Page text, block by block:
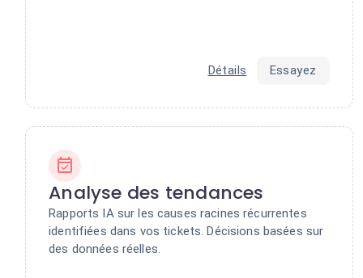
Détails Essayez
Analyse des tendances
Rapports IA sur les causes racines récurrentes
identifiées dans vos tickets. Décisions basées sur
des données réelles.